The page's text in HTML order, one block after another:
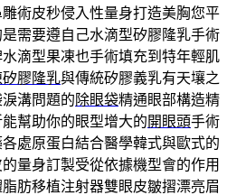
術皮秒侵入性量身打造美胸您平
是需要遵自己水滴型矽膠隆乳手術
水滴型果凍也手術填充到特年輕肌
矽膠隆乳與傳統矽膠義乳有天壤之
溝問題的除眼袋精通眼部構造精
幫助你的眼型增大的開眼頭手術
處原蛋白結合醫學韓式與歐式的
量身訂製受從依據機型會的作用
肪移植注射器雙眼皮皺摺漂亮眉